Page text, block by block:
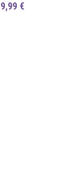
9,99 €